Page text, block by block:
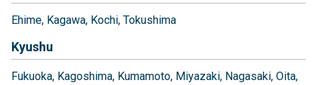
Ehime Kagawa Kochi Tokushima
Kyushu
Fukuoka Kagoshima Kumamoto Miyazaki Nagasaki Oita